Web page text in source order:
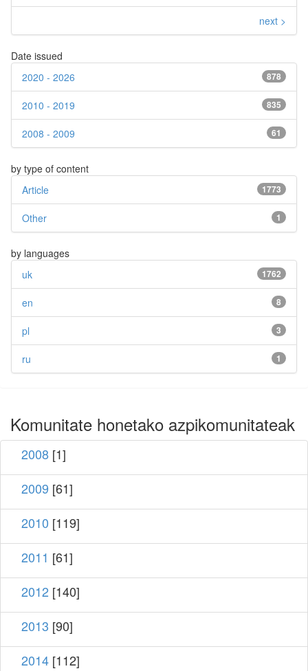
next >
Date issued
878
2020 - 2026
835
2010 - 2019
61
2008 - 2009
by type of content
1773
Article
1
Other
by languages
1762
uk
8
en
3
pl
1
ru
Komunitate honetako azpikomunitateak
2008 [1]
2009 [61]
2010 [119]
2011 [61]
2012 [140]
2013 [90]
2014 [112]